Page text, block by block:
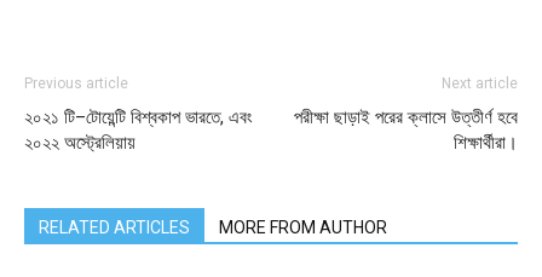
Previous article
২০২১ টি–টোয়েন্টি বিশ্বকাপ ভারতে, এবং
২০২২ অস্ট্রেলিয়ায়
Next article
পরীক্ষা ছাড়াই পরের ক্লাসে উত্তীর্ণ হবে
শিক্ষার্থীরা।
RELATED ARTICLES MORE FROM AUTHOR